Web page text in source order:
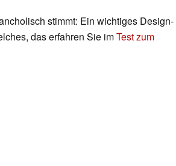
stimmt: Ein wichtiges Design-
das erfahren Sie imTest zum